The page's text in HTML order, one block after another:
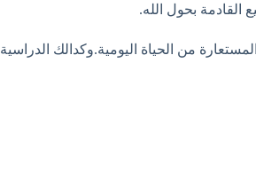
القادمة بحول الله.
من الحياة اليومية.وكدالك الدراسية